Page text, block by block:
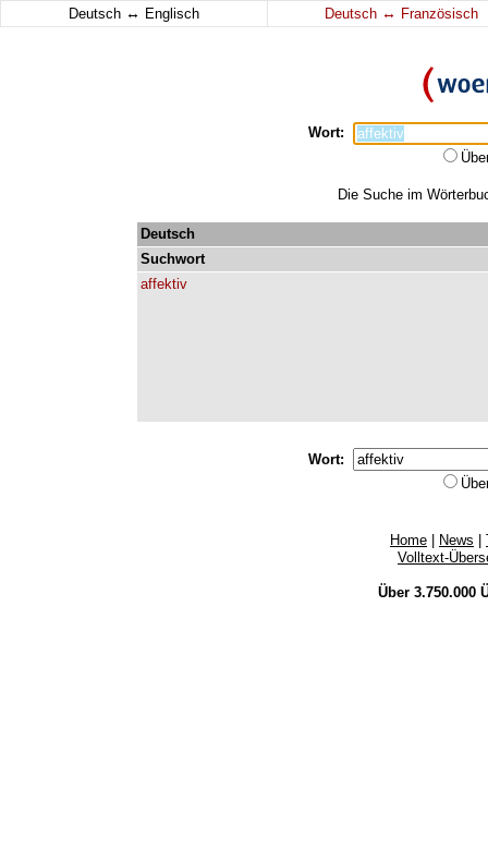
Deutsch ↔ Englisch Deutsch ↔ Französisch
Wort:
Die Suche im
Deutsch
Suchwort
affektiv
Wort:
Home News
Volltext-
Über 3.750.000